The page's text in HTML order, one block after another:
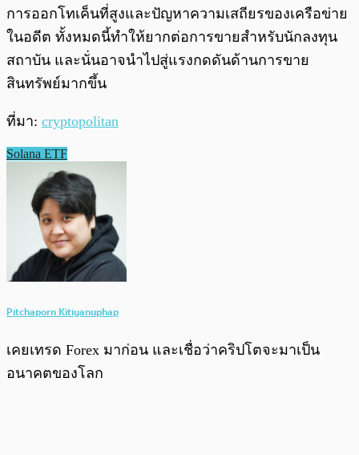
การออกโทเค็นที่สูงและปัญหาความเสถียรของเครือข่าย
ในอดีต ทั้งหมดนี้ทำให้ยากต่อการขายสำหรับนักลงทุน
สถาบัน และนั่นอาจนำไปสู่แรงกดดันด้านการขาย
สินทรัพย์มากขึ้น
ที่มา: cryptopolitan
Solana ETF
Pitchaporn Kitiyanuphap
เคยเทรด Forex มาก่อน และเชื่อว่าคริปโตจะมาเป็น
อนาคตของโลก